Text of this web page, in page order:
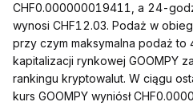
CHF0.000000019411, a 24-
wynosi CHF12.03. Podaż w
przy czym maksymalna podaż to
kapitalizacji rynkowej GOOMPY
rankingu kryptowalut. W ciągu
kurs GOOMPY wyniósł